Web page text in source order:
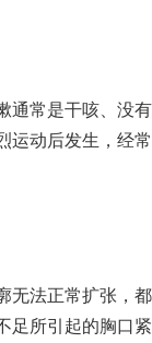
通常是干咳、没
动后发生，经
法正常扩张，
所引起的胸口紧